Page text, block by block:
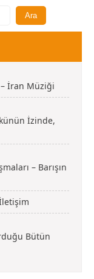
İran Müziği
İzinde,
– Barışın
Bütün